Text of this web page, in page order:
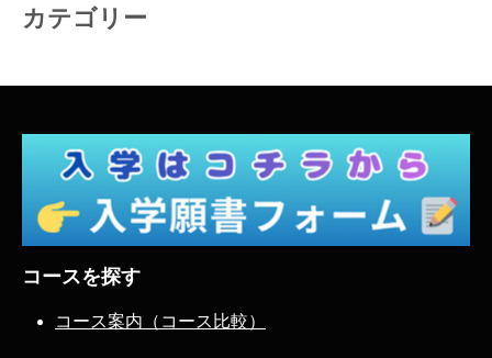
カテゴリー
コースを探す
コース案内（コース比較）